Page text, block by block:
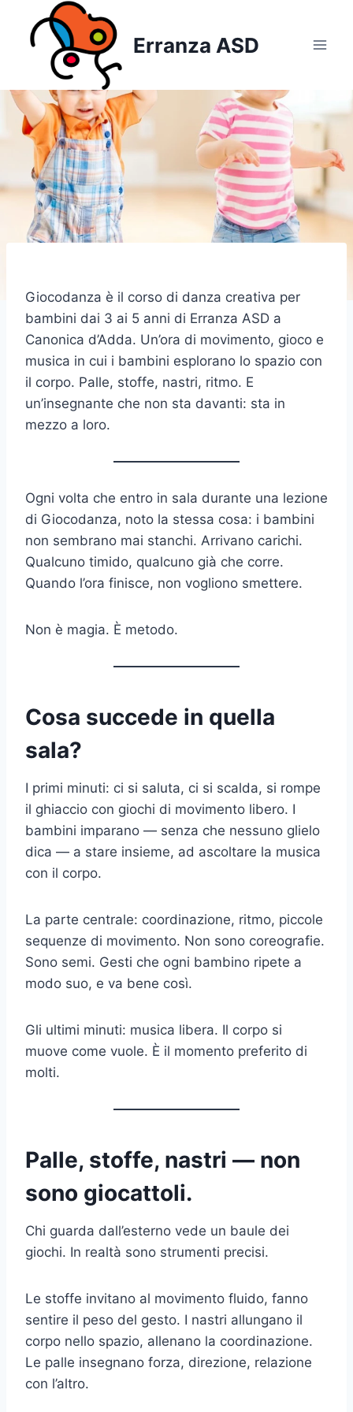
contenuto
Erranza ASD
Giocodanza è il corso di danza creativa per
bambini dai 3 ai 5 anni di Erranza ASD a
Canonica d’Adda. Un’ora di movimento, gioco e
musica in cui i bambini esplorano lo spazio con
il corpo. Palle, stoffe, nastri, ritmo. E
un’insegnante che non sta davanti: sta in
mezzo a loro.
Ogni volta che entro in sala durante una lezione
di Giocodanza, noto la stessa cosa: i bambini
non sembrano mai stanchi. Arrivano carichi.
Qualcuno timido, qualcuno già che corre.
Quando l’ora finisce, non vogliono smettere.
Non è magia. È metodo.
Cosa succede in quella
sala?
I primi minuti: ci si saluta, ci si scalda, si rompe
il ghiaccio con giochi di movimento libero. I
bambini imparano — senza che nessuno glielo
dica — a stare insieme, ad ascoltare la musica
con il corpo.
La parte centrale: coordinazione, ritmo, piccole
sequenze di movimento. Non sono coreografie.
Sono semi. Gesti che ogni bambino ripete a
modo suo, e va bene così.
Gli ultimi minuti: musica libera. Il corpo si
muove come vuole. È il momento preferito di
molti.
Palle, stoffe, nastri — non
sono giocattoli.
Chi guarda dall’esterno vede un baule dei
giochi. In realtà sono strumenti precisi.
Le stoffe invitano al movimento fluido, fanno
sentire il peso del gesto. I nastri allungano il
corpo nello spazio, allenano la coordinazione.
Le palle insegnano forza, direzione, relazione
con l’altro.